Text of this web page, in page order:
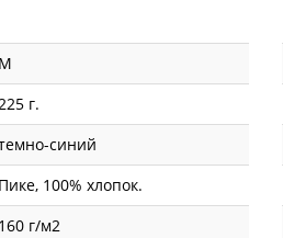
M
г.
синий
Пике, 100% хлопок.
160 г/м2